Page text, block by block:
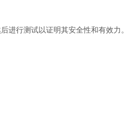
进行测试以证明其安全性和有效力。